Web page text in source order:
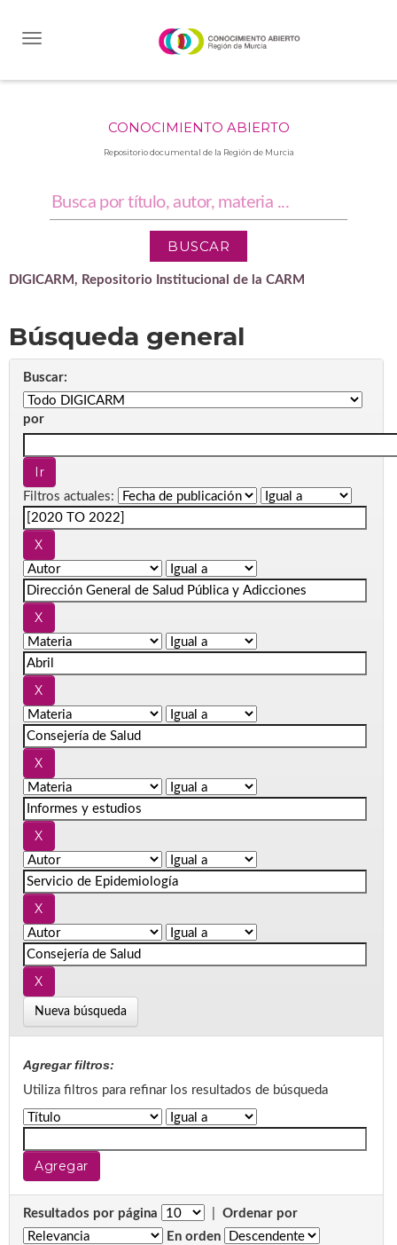
CONOCIMIENTO ABIERTO
Repositorio documental de la Región de Murcia
DIGICARM, Repositorio Institucional de la CARM
Búsqueda general
Buscar:
por
Filtros actuales:
Nueva búsqueda
Agregar filtros:
Utiliza filtros para refinar los resultados de búsqueda
Resultados por página
Ordenar por
En orden